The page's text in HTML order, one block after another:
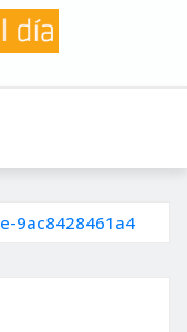
9ac8428461a4